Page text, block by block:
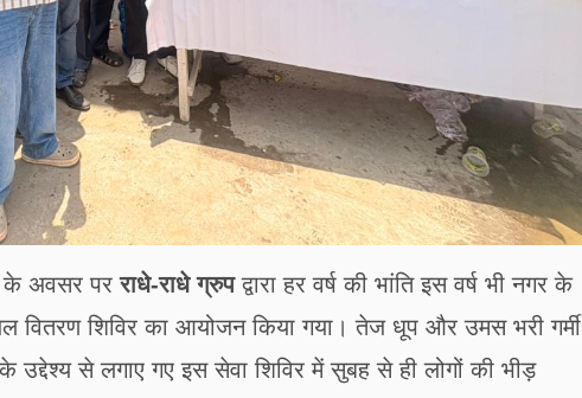
के अवसर परराधे-राधे ग्रुपद्वारा हर वर्ष की भांति इस वर्ष भी नगर के
वितरण शिविर का आयोजन किया गया। तेज धूप और उमस भरी गर्मी
उद्देश्य से लगाए गए इस सेवा शिविर में सुबह से ही लोगों की भीड़